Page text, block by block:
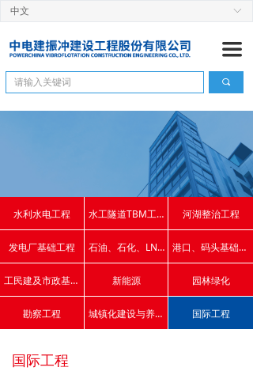
끠
끀
首页
关于我们
ꄷ 公司简介
ꄷ 组织机构
ꄷ 企业资信
ꄷ 历史沿革
工程管理
工程展示
ꀅ
中文
国际工程
水利水电工程 水工隧道TBM工程 河湖整治工程
发电厂基础工程 石油、石化、LNG、基础工程 港口、码头基础工程
工民建及市政基础工程 新能源 园林绿化
勘察工程 城镇化建设与养老养生项目 国际工程